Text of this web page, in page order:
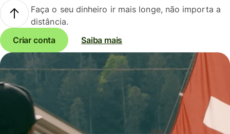
Faça o seu dinheiro ir mais longe, não importa a
distância.
Criar conta
Saiba mais